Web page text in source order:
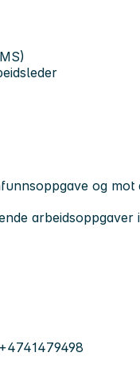
og mot
arbeidsoppgaver